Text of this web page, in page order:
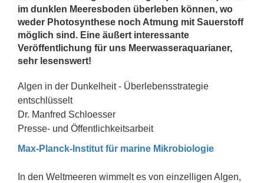
im dunklen Meeresboden überleben können, wo
weder Photosynthese noch Atmung mit Sauerstoff
möglich sind. Eine äußert interessante
Veröffentlichung für uns Meerwasseraquarianer,
sehr lesenswert!
Algen in der Dunkelheit - Überlebensstrategie
entschlüsselt
Dr. Manfred Schloesser
Presse- und Öffentlichkeitsarbeit
Max-Planck-Institut für marine Mikrobiologie
In den Weltmeeren wimmelt es von einzelligen Algen,